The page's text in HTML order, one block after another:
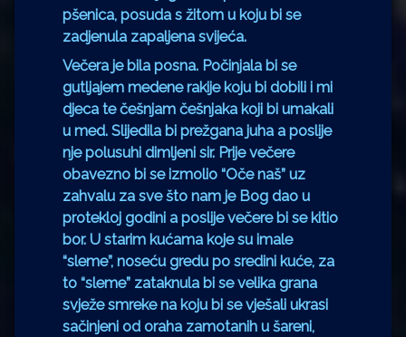
pšenica, posuda s žitom u koju bi se
zadjenula zapaljena svijeća.
Večera je bila posna. Počinjala bi se
gutljajem medene rakije koju bi dobili i mi
djeca te češnjam češnjaka koji bi umakali
u med. Slijedila bi prežgana juha a poslije
nje polusuhi dimljeni sir. Prije večere
obavezno bi se izmolio “Oče naš” uz
zahvalu za sve što nam je Bog dao u
protekloj godini a poslije večere bi se kitio
bor. U starim kućama koje su imale
“sleme”, noseću gredu po sredini kuće, za
to “sleme” zataknula bi se velika grana
svježe smreke na koju bi se vješali ukrasi
sačinjeni od oraha zamotanih u šareni,